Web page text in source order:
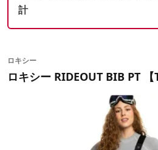
計
ロキシー
ロキシー RIDEOUT BIB PT